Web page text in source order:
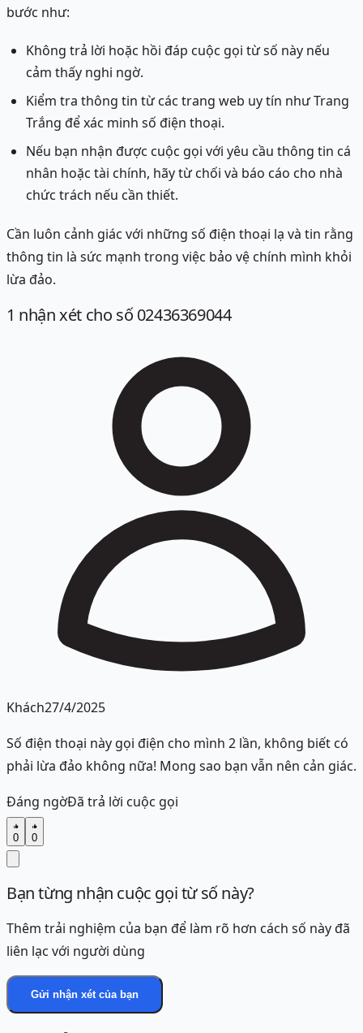
bước như:
Không trả lời hoặc hồi đáp cuộc gọi từ số này nếu
cảm thấy nghi ngờ.
Kiểm tra thông tin từ các trang web uy tín như Trang
Trắng để xác minh số điện thoại.
Nếu bạn nhận được cuộc gọi với yêu cầu thông tin cá
nhân hoặc tài chính, hãy từ chối và báo cáo cho nhà
chức trách nếu cần thiết.
Cần luôn cảnh giác với những số điện thoại lạ và tin rằng
thông tin là sức mạnh trong việc bảo vệ chính mình khỏi
lừa đảo.
1 nhận xét cho số 02436369044
Khách27/4/2025
Số điện thoại này gọi điện cho mình 2 lần, không biết có
phải lừa đảo không nữa! Mong sao bạn vẫn nên cản giác.
Đáng ngờĐã trả lời cuộc gọi
0 0
Bạn từng nhận cuộc gọi từ số này?
Thêm trải nghiệm của bạn để làm rõ hơn cách số này đã
liên lạc với người dùng
Gửi nhận xét của bạn